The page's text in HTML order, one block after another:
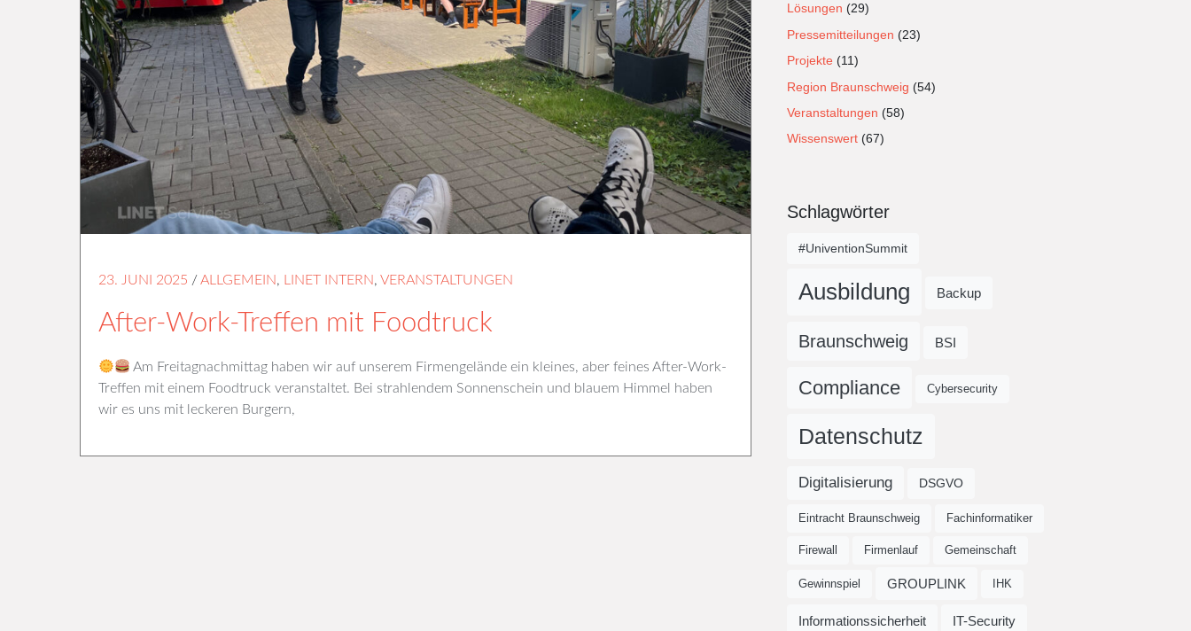
23. JUNI 2025 /ALLGEMEIN, LINET INTERN, VERANSTALTUNGEN
After-Work-Treffen mit Foodtruck
Am Freitagnachmittag haben wir auf unserem Firmengelände ein kleines, aber feines After-Work-
Treffen mit einem Foodtruck veranstaltet. Bei strahlendem Sonnenschein und blauem Himmel haben
wir es uns mit leckeren Burgern,
Lösungen (29)
Pressemitteilungen (23)
Projekte (11)
Region Braunschweig (54)
Veranstaltungen (58)
Wissenswert (67)
Schlagwörter
#UniventionSummit
Ausbildung Backup
Braunschweig BSI
Compliance Cybersecurity
Datenschutz
Digitalisierung DSGVO
Eintracht Braunschweig Fachinformatiker
Firewall Firmenlauf Gemeinschaft
Gewinnspiel GROUPLINK IHK
Informationssicherheit IT-Security